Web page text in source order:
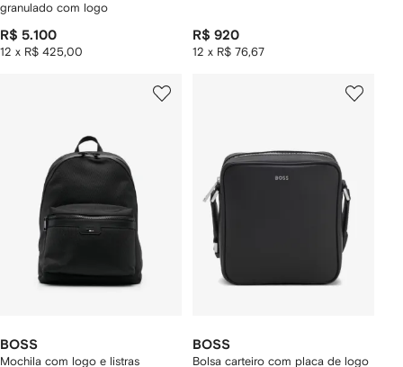
granulado com logo
R$ 5.100
12 x R$ 425,00
R$ 920
12 x R$ 76,67
BOSS
Mochila com logo e listras
BOSS
Bolsa carteiro com placa de logo